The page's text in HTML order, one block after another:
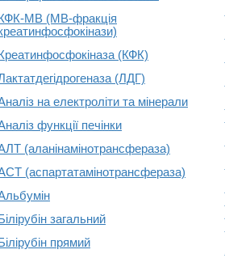
МВ (MB-фракція
(КФК)
(ЛДГ)
на електроліти та мінерали
функції печінки
(аланінамінотрансфераза)
(аспартатамінотрансфераза)
загальний
прямий